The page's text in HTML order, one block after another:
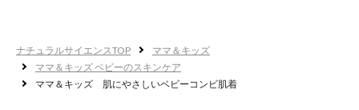
ナチュラルサイエンスTOP
ママ＆キッズ
ママ＆キッズ ベビーのスキンケア
ママ＆キッズ 肌にやさしいベビーコンビ肌着